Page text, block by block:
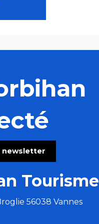
newsletter
Tourisme
56038 Vannes